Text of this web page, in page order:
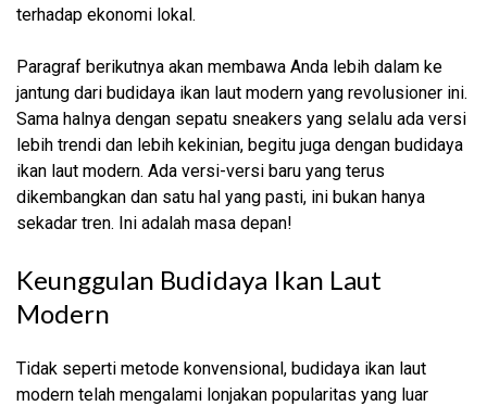
terhadap ekonomi lokal.
Paragraf berikutnya akan membawa Anda lebih dalam ke
jantung dari budidaya ikan laut modern yang revolusioner ini.
Sama halnya dengan sepatu sneakers yang selalu ada versi
lebih trendi dan lebih kekinian, begitu juga dengan budidaya
ikan laut modern. Ada versi-versi baru yang terus
dikembangkan dan satu hal yang pasti, ini bukan hanya
sekadar tren. Ini adalah masa depan!
Keunggulan Budidaya Ikan Laut
Modern
Tidak seperti metode konvensional, budidaya ikan laut
modern telah mengalami lonjakan popularitas yang luar